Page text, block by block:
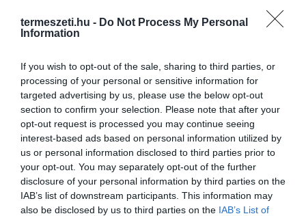
termeszeti.hu - Do Not Process My Personal
Information
If you wish to opt-out of the sale, sharing to third parties, or
processing of your personal or sensitive information for
targeted advertising by us, please use the below opt-out
section to confirm your selection. Please note that after your
opt-out request is processed you may continue seeing
interest-based ads based on personal information utilized by
us or personal information disclosed to third parties prior to
your opt-out. You may separately opt-out of the further
disclosure of your personal information by third parties on the
IAB’s list of downstream participants. This information may
also be disclosed by us to third parties on the IAB’s List of
HASONLÓ ÉRDEKESSÉGEK